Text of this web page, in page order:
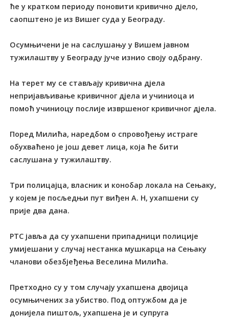
ће у кратком периоду поновити кривично дјело,
саопштено је из Вишег суда у Београду.
Осумњичени је на саслушању у Вишем јавном
тужилаштву у Београду јуче изнио своју одбрану.
На терет му се стављају кривична дјела
непријављивање кривичног дјела и учиниоца и
помоћ учиниоцу послије извршеног кривичног дјела.
Поред Милића, наредбом о спровођењу истраге
обухваћено је још девет лица, која ће бити
саслушана у тужилаштву.
Три полицајца, власник и конобар локала на Сењаку,
у којем је посљедњи пут виђен А. Н, ухапшени су
прије два дана.
РТС јавља да су ухапшени припадници полиције
умијешани у случај нестанка мушкарца на Сењаку
чланови обезбјеђења Веселина Милића.
Претходно су у том случају ухапшена двојица
осумњичених за убиство. Под оптужбом да је
донијела пиштољ, ухапшена је и супруга